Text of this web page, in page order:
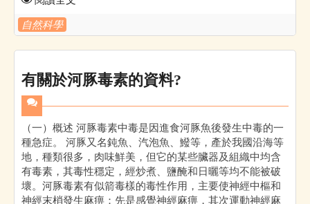
自然科學
有關於河豚毒素的資料?
（一）概述 河豚毒素中毒是因進食河豚魚後發生中毒的一
種急症。 河豚又名鈍魚、汽泡魚、鱍等，產於我國沿海等
地，種類很多，肉味鮮美，但它的某些臟器及組織中均含
有毒素，其毒性穩定，經炒煮、鹽醃和日曬等均不能被破
壞。河豚毒素有似箭毒樣的毒性作用，主要使神經中樞和
神經末梢發生麻痹：先是感覺神經麻痹，其次運動神經麻